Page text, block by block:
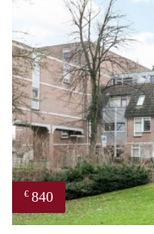
€ 840